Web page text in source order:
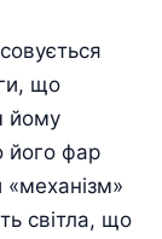
що
йому
його фар
«механізм»
світла, що